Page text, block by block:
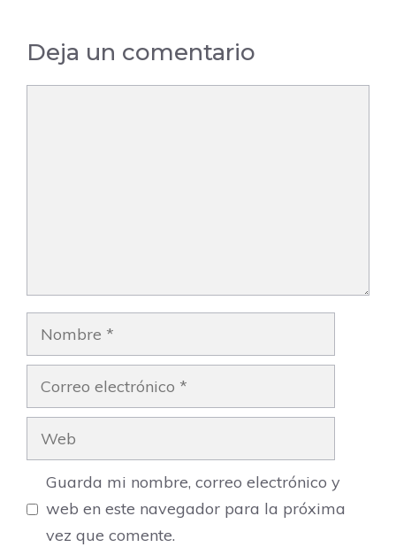
Deja un comentario
Nombre
Correo
electrónico
Web
Guarda mi nombre, correo electrónico y
web en este navegador para la próxima
vez que comente.